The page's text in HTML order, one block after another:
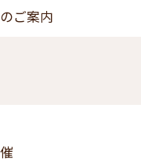
ご案内